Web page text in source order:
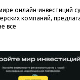
онлайн-инвестиций
компаний,
все